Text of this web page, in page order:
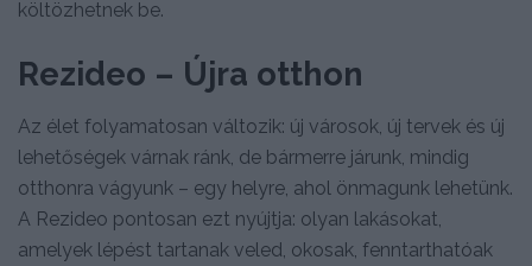
költözhetnek be.
Rezideo – Újra otthon
Az élet folyamatosan változik: új városok, új tervek és új
lehetőségek várnak ránk, de bármerre járunk, mindig
otthonra vágyunk – egy helyre, ahol önmagunk lehetünk.
A Rezideo pontosan ezt nyújtja: olyan lakásokat,
amelyek lépést tartanak veled, okosak, fenntarthatóak